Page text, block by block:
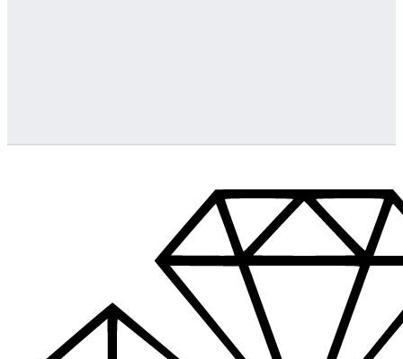
Jeigu turite klausimų ar iškilo problemų su užsakymu, mus
Aukštos kokybės produkcija
Mes siūlome tik aukščiausios kokybės produktus nagams,